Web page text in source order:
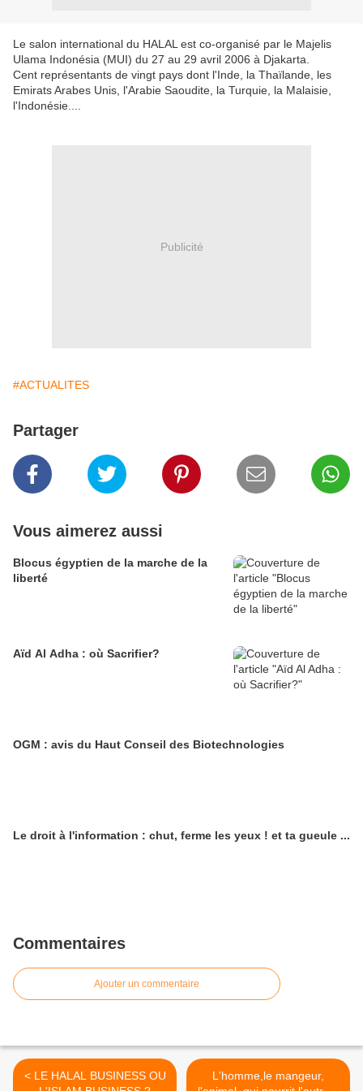
Le salon international du HALAL est co-organisé par le Majelis
Ulama Indonésia (MUI) du 27 au 29 avril 2006 à Djakarta.
Cent représentants de vingt pays dont l'Inde, la Thaïlande, les
Emirats Arabes Unis, l'Arabie Saoudite, la Turquie, la Malaisie,
l'Indonésie....
Publicité
#ACTUALITES
Partager
Vous aimerez aussi
Blocus égyptien de la marche de la
liberté
Aïd Al Adha : où Sacrifier?
OGM : avis du Haut Conseil des Biotechnologies
Le droit à l'information : chut, ferme les yeux ! et ta gueule ...
Commentaires
Ajouter un commentaire
< LE HALAL BUSINESS OU
L'homme,le mangeur,